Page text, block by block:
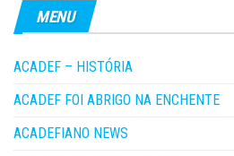
MENU
ACADEF – HISTÓRIA
ACADEF FOI ABRIGO NA ENCHENTE
ACADEFIANO NEWS